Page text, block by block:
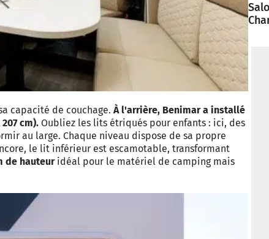
capacité de couchage. À l'arrière, Benimar a installé
cm). Oubliez les lits étriqués pour enfants : ici, des
au large. Chaque niveau dispose de sa propre
le lit inférieur est escamotable, transformant
de hauteuridéal pour le matériel de camping mais